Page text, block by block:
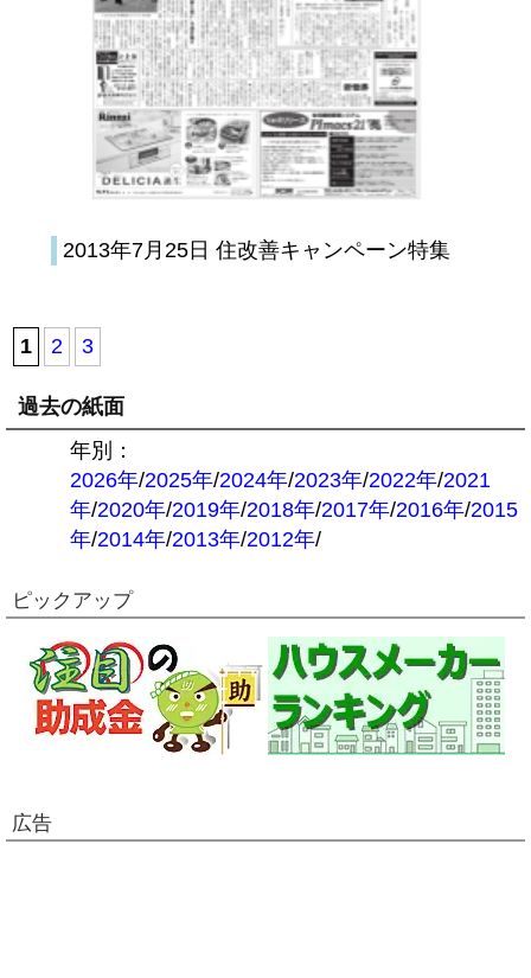
2013年7月25日 住改善キャンペーン特集
1 2 3
過去の紙面
年別：
2026年/2025年/2024年/2023年/2022年/2021
年/2020年/2019年/2018年/2017年/2016年/2015
年/2014年/2013年/2012年/
ピックアップ
広告